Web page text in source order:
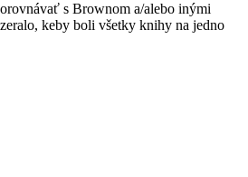
s Brownom a/alebo inými
keby boli všetky knihy na jedno